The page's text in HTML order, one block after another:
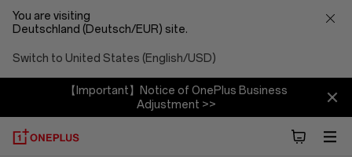
You are visiting
Deutschland (Deutsch/EUR) site.
Switch to United States (English/USD)
【Important】Notice of OnePlus Business
Adjustment >>